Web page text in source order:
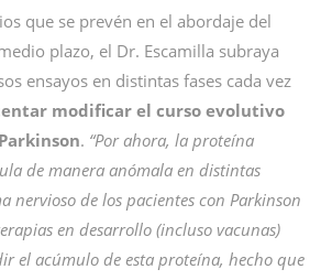
que se prevén en el abordaje del
plazo, el Dr. Escamilla subraya
ensayos en distintas fases cada vez
modificar el curso evolutivo
. “Por ahora, la proteína
de manera anómala en distintas
nervioso de los pacientes con Parkinson
en desarrollo (incluso vacunas)
el acúmulo de esta proteína, hecho que